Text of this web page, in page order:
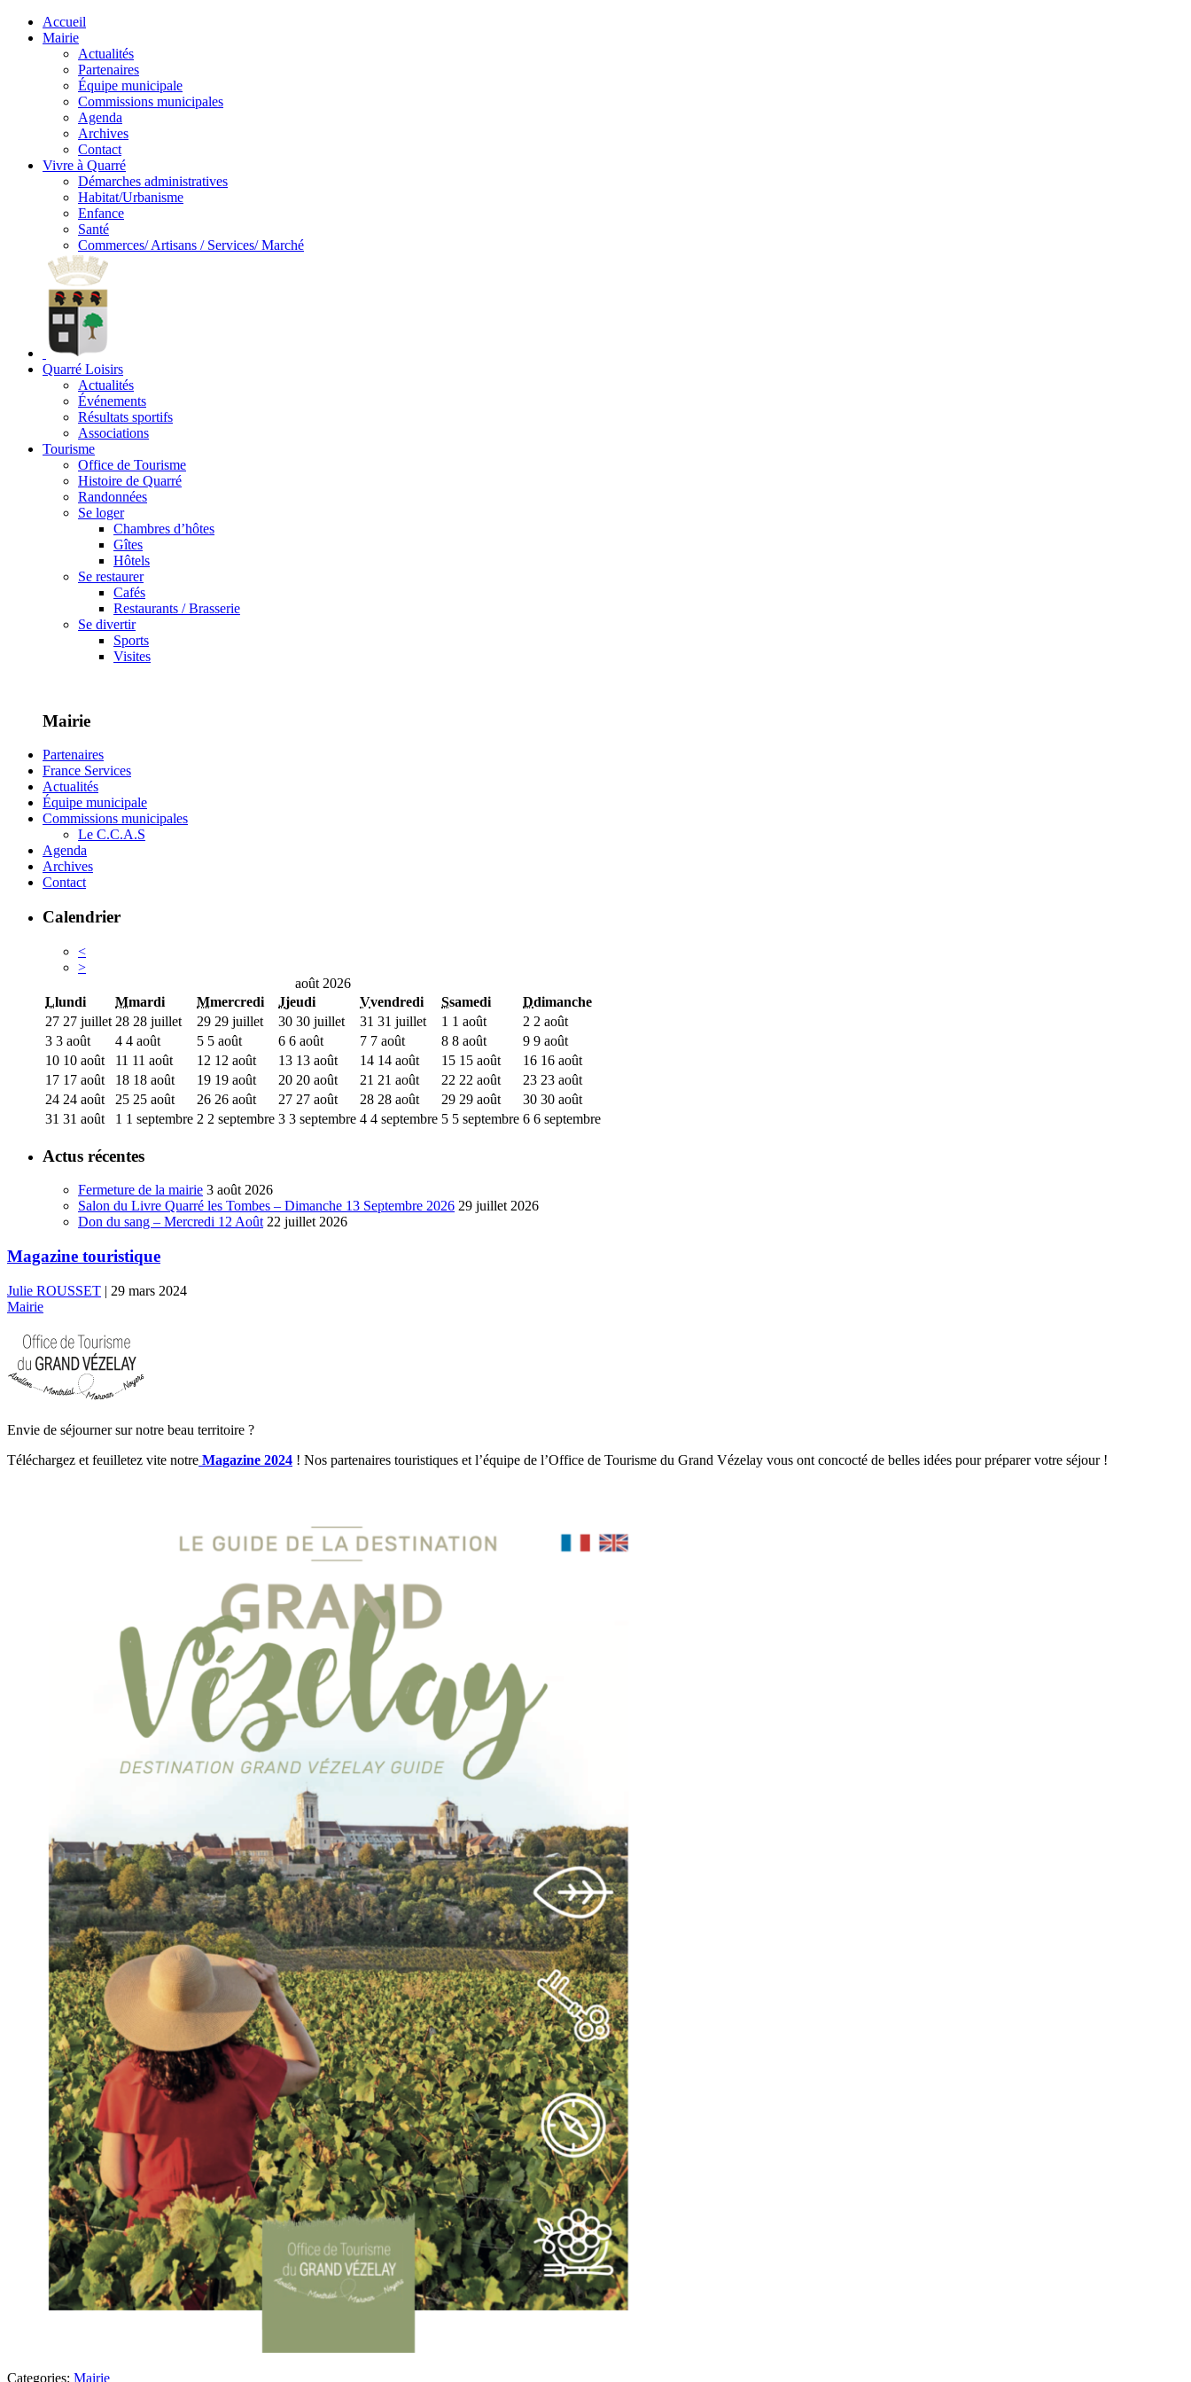
Accueil
Mairie
Actualités
Partenaires
Équipe municipale
Commissions municipales
Agenda
Archives
Contact
Vivre à Quarré
Démarches administratives
Habitat/Urbanisme
Enfance
Santé
Commerces/ Artisans / Services/ Marché
Quarré Loisirs
Actualités
Événements
Résultats sportifs
Associations
Tourisme
Office de Tourisme
Histoire de Quarré
Randonnées
Se loger
Chambres d’hôtes
Gîtes
Hôtels
Se restaurer
Cafés
Restaurants / Brasserie
Se divertir
Sports
Visites
Mairie
Partenaires
France Services
Actualités
Équipe municipale
Commissions municipales
Le C.C.A.S
Agenda
Archives
Contact
Calendrier
<
>
août 2026
Llundi Mmardi Mmercredi Jjeudi Vvendredi Ssamedi Ddimanche
27 27 juillet 28 28 juillet 29 29 juillet 30 30 juillet 31 31 juillet 1 1 août 2 2 août
3 3 août 4 4 août 5 5 août 6 6 août 7 7 août 8 8 août 9 9 août
10 10 août 11 11 août 12 12 août 13 13 août 14 14 août 15 15 août 16 16 août
17 17 août 18 18 août 19 19 août 20 20 août 21 21 août 22 22 août 23 23 août
24 24 août 25 25 août 26 26 août 27 27 août 28 28 août 29 29 août 30 30 août
31 31 août 1 1 septembre 2 2 septembre 3 3 septembre 4 4 septembre 5 5 septembre 6 6 septembre
Actus récentes
Fermeture de la mairie 3 août 2026
Salon du Livre Quarré les Tombes – Dimanche 13 Septembre 2026 29 juillet 2026
Don du sang – Mercredi 12 Août 22 juillet 2026
Magazine touristique
Julie ROUSSET | 29 mars 2024
Mairie
Envie de séjourner sur notre beau territoire ?
Téléchargez et feuilletez vite notre Magazine 2024 ! Nos partenaires touristiques et l’équipe de l’Office de Tourisme du Grand Vézelay vous ont concocté de belles idées pour préparer votre séjour !
Categories: Mairie